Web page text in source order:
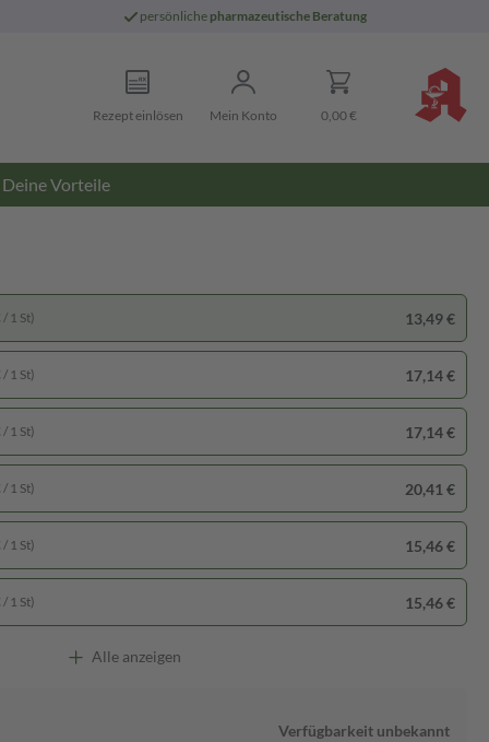
persönliche pharmazeutische Beratung
Rezept einlösen Mein Konto 0,00 €
Deine Vorteile
1 St) 17,14 €
1 St) 17,14 €
1 St) 20,41 €
1 St) 15,46 €
1 St) 15,46 €
1 St) 13,49 €
Alle anzeigen
Verfügbarkeit unbekannt